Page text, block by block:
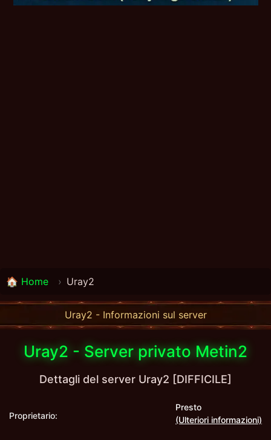
🏠 Home › Uray2
Uray2 - Informazioni sul server
Uray2 - Server privato Metin2
Dettagli del server Uray2 [DIFFICILE]
Proprietario:
Presto
(Ulteriori informazioni)